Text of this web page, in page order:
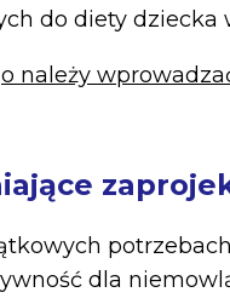
do diety
należy
dla